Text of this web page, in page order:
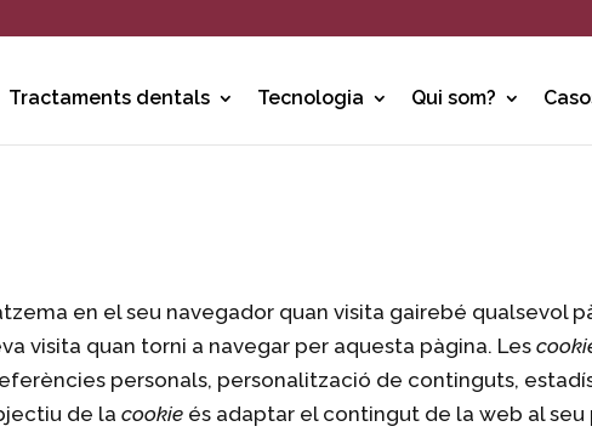
Tractaments dentals Tecnologia Qui som?
en el seu navegador quan visita gairebé qualsevol
visita quan torni a navegar per aquesta pàgina. Les
personals, personalització de continguts,
de lacookie és adaptar el contingut de la web al seu